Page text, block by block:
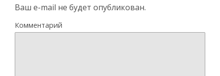
Ваш e-mail не будет опубликован.
Комментарий